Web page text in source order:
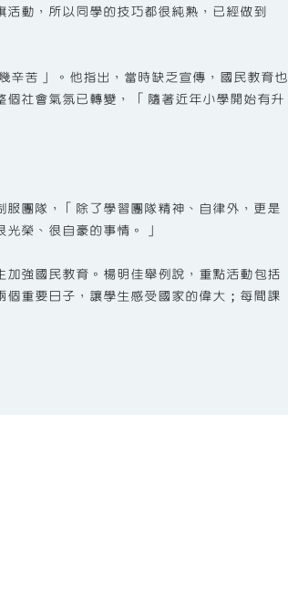
動，所以同學的技巧都很純熟，已經做到
辛苦」 。他指出，當時缺乏宣傳，國民教育也
社會氣氛已轉變， 「隨著近年小學開始有升
團隊，「除了學習團隊精神、自律外，更是
榮、很自豪的事情。」
強國民教育。楊明佳舉例說，重點活動包括
重要日子，讓學生感受國家的偉大；每間課